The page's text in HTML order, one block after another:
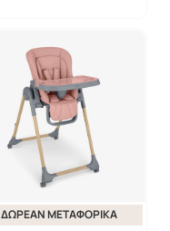
ΔΩΡΕΆΝ ΜΕΤΑΦΟΡΙΚΆ